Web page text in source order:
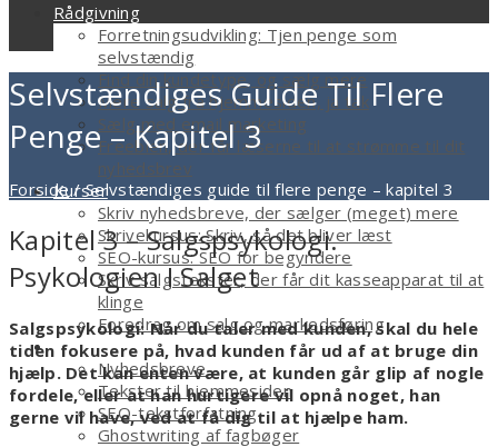
Rådgivning
Forretningsudvikling: Tjen penge som
selvstændig
Find din kundetype, og sælg mere
Mere salg fra hjemmesiden, ja tak
Sælg med email marketing
Freebien, der får læserne til at strømme til dit
nyhedsbrev
Kurser
Skriv nyhedsbreve, der sælger (meget) mere
Skrivekursus: Skriv, så det bliver læst
SEO-kursus: SEO for begyndere
Skriv salgstekster, der får dit kasseapparat til at
klinge
Foredrag om salg og markedsføring
Tekstforfatter
Nyhedsbreve
Tekster til hjemmesiden
SEO-tekstforfatning
Ghostwriting af fagbøger
Selvstændiges Guide Til Flere
Penge – Kapitel 3
Forside/Selvstændiges guide til flere penge – kapitel 3
Kapitel 3 – Salgspsykologi.
Psykologien I Salget
Salgspsykologi: Når du taler med kunden, skal du hele
tiden fokusere på, hvad kunden får ud af at bruge din
hjælp. Det kan enten være, at kunden går glip af nogle
fordele, eller at han hurtigere vil opnå noget, han
gerne vil have, ved at få dig til at hjælpe ham.